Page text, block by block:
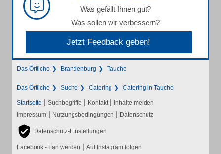
Was gefällt Ihnen gut?
Was sollen wir verbessern?
Jetzt Feedback geben!
Das Örtliche Brandenburg Tauche
Das Örtliche Suche Catering Catering in Tauche
Startseite | Suchbegriffe | Kontakt | Inhalte melden
Impressum | Nutzungsbedingungen | Datenschutz
Datenschutz-Einstellungen
Facebook - Fan werden | Auf Instagram folgen